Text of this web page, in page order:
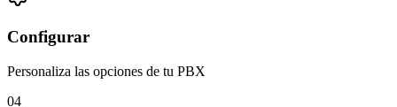
Configurar
Personaliza las opciones de tu PBX
04